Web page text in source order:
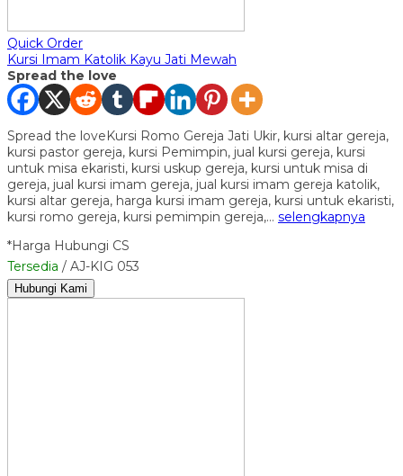
Quick Order
Kursi Imam Katolik Kayu Jati Mewah
Spread the love
Spread the loveKursi Romo Gereja Jati Ukir, kursi altar gereja,
kursi pastor gereja, kursi Pemimpin, jual kursi gereja, kursi
untuk misa ekaristi, kursi uskup gereja, kursi untuk misa di
gereja, jual kursi imam gereja, jual kursi imam gereja katolik,
kursi altar gereja, harga kursi imam gereja, kursi untuk ekaristi,
kursi romo gereja, kursi pemimpin gereja,… selengkapnya
*Harga Hubungi CS
Tersedia / AJ-KIG 053
Hubungi Kami